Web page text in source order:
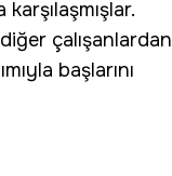
çalışanlardan
başlarını